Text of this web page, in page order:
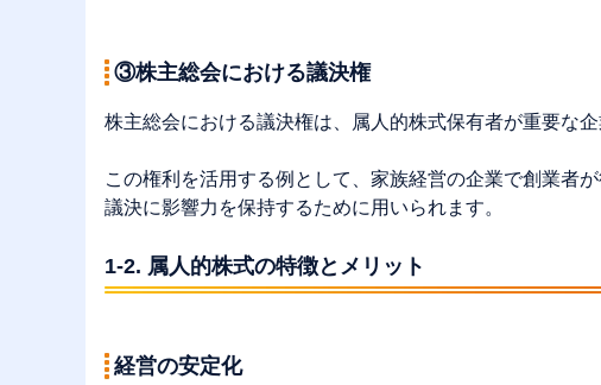
③株主総会における議決権
株主総会における議決権は、属人的株式保有者が重要な
この権利を活用する例として、家族経営の企業で創業者
議決に影響力を保持するために用いられます。
1-2. 属人的株式の特徴とメリット
経営の安定化